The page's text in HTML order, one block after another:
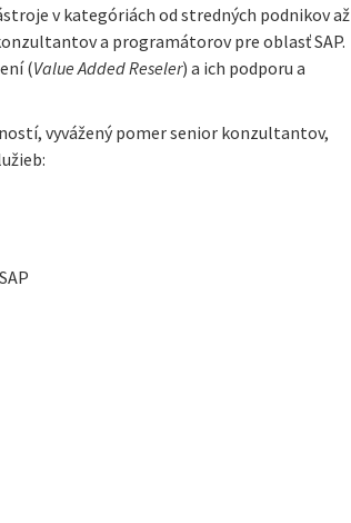
v kategóriách od stredných podnikov až
a programátorov pre oblasť SAP.
(Value Added Reseler) a ich podporu a
vyvážený pomer senior konzultantov,